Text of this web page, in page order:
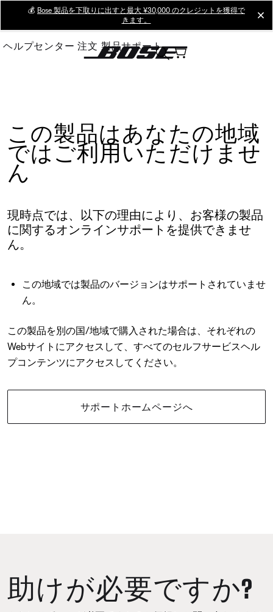
Main
💰 Bose 製品を下取りに出すと最大 ¥30,000 のクレジットを獲得で
きます。
ヘルプセンター 注文 製品サポート
この製品はあなたの地域
ではご利用いただけませ
ん
現時点では、以下の理由により、お客様の製品
に関するオンラインサポートを提供できませ
ん。
この地域では製品のバージョンはサポートされていませ
ん。
この製品を別の国/地域で購入された場合は、それぞれの
Webサイトにアクセスして、すべてのセルフサービスヘル
プコンテンツにアクセスしてください。
サポートホームページへ
助けが必要ですか?